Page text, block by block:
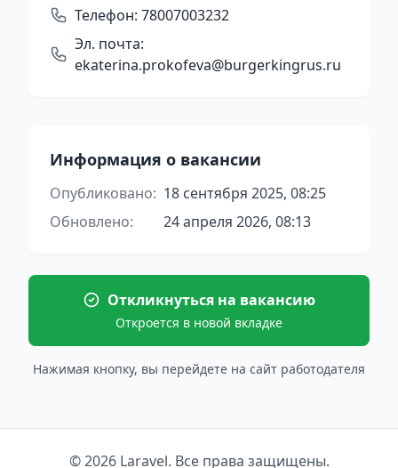
Телефон: 78007003232
Эл. почта:
ekaterina.prokofeva@burgerkingrus.ru
Информация о вакансии
Опубликовано: 18 сентября 2025, 08:25
Обновлено:
24 апреля 2026, 08:13
Откликнуться на вакансию
Откроется в новой вкладке
Нажимая кнопку, вы перейдете на сайт работодателя
© 2026 Laravel. Все права защищены.